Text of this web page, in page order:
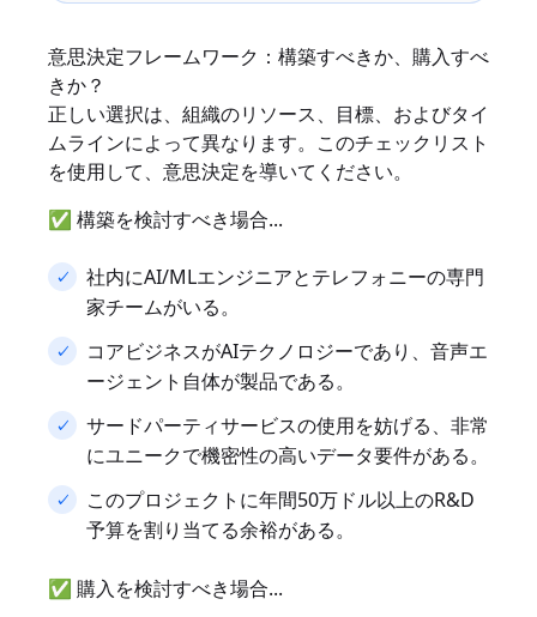
意思決定フレームワーク：構築すべきか、購入すべ
きか？
正しい選択は、組織のリソース、目標、およびタイ
ムラインによって異なります。このチェックリスト
を使用して、意思決定を導いてください。
✅ 構築を検討すべき場合...
社内にAI/MLエンジニアとテレフォニーの専門
家チームがいる。
コアビジネスがAIテクノロジーであり、音声エ
ージェント自体が製品である。
サードパーティサービスの使用を妨げる、非常
にユニークで機密性の高いデータ要件がある。
このプロジェクトに年間50万ドル以上のR&D
予算を割り当てる余裕がある。
✅ 購入を検討すべき場合...